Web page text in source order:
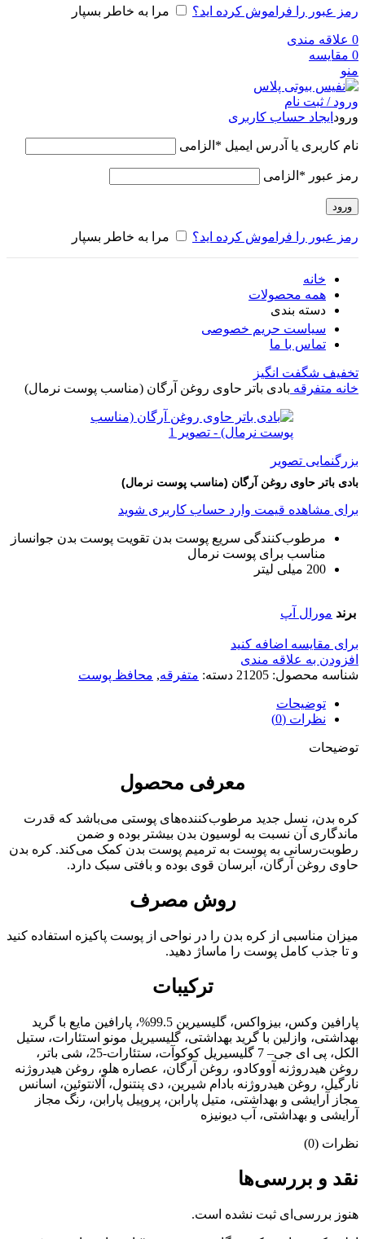
رمز عبور را فراموش کرده اید؟ مرا به خاطر بسپار
0 علاقه مندی
0 مقایسه
منو
ورود / ثبت نام
ورود ایجاد حساب کاربری
نام کاربری یا آدرس ایمیل * الزامی
رمز عبور * الزامی
ورود
رمز عبور را فراموش کرده اید؟ مرا به خاطر بسپار
خانه
همه محصولات
دسته بندی
سیاست حریم خصوصی
تماس با ما
تخفیف شگفت انگیز
خانه متفرقه بادی باتر حاوی روغن آرگان (مناسب پوست نرمال)
بزرگنمایی تصویر
بادی باتر حاوی روغن آرگان (مناسب پوست نرمال)
برای مشاهده قیمت وارد حساب کاربری شوید
مرطوب‌کنندگی سریع پوست بدن تقویت پوست بدن جوانساز
مناسب برای پوست نرمال
200 میلی لیتر
برند مورال آپ
برای مقایسه اضافه کنید
افزودن به علاقه مندی
شناسه محصول: 21205 دسته: متفرقه, محافظ پوست
توضیحات
نظرات (0)
توضیحات
معرفی محصول
کره بدن، نسل جدید مرطوب‌کننده‌های پوستی می‌باشد که قدرت
ماندگاری آن نسبت به لوسیون بدن بیشتر بوده و ضمن
رطوبت‌رسانی به پوست به ترمیم پوست بدن کمک می‌کند. کره بدن
حاوی روغن آرگان، آبرسان قوی بوده و بافتی سبک دارد.
روش مصرف
میزان مناسبی از کره بدن را در نواحی از پوست پاکیزه استفاده کنید
و تا جذب کامل پوست را ماساژ دهید.
ترکیبات
پارافین وکس، بیزواکس، گلیسیرین 99.5%، پارافین مایع با گرید
بهداشتی، وازلین با گرید بهداشتی، گلیسیریل مونو استئارات، ستیل
الکل، پی ای جی– 7 گلیسیریل کوکوآت، ستئارات-25، شی باتر،
روغن هیدروژنه آووکادو، روغن آرگان، عصاره هلو، روغن هیدروژنه
نارگیل، روغن هیدروژنه بادام شیرین، دی پنتنول، آلانتوئین، اسانس
مجاز آرایشی و بهداشتی، متیل پارابن، پروپیل پارابن، رنگ مجاز
آرایشی و بهداشتی، آب دیونیزه
نظرات (0)
نقد و بررسی‌ها
هنوز بررسی‌ای ثبت نشده است.